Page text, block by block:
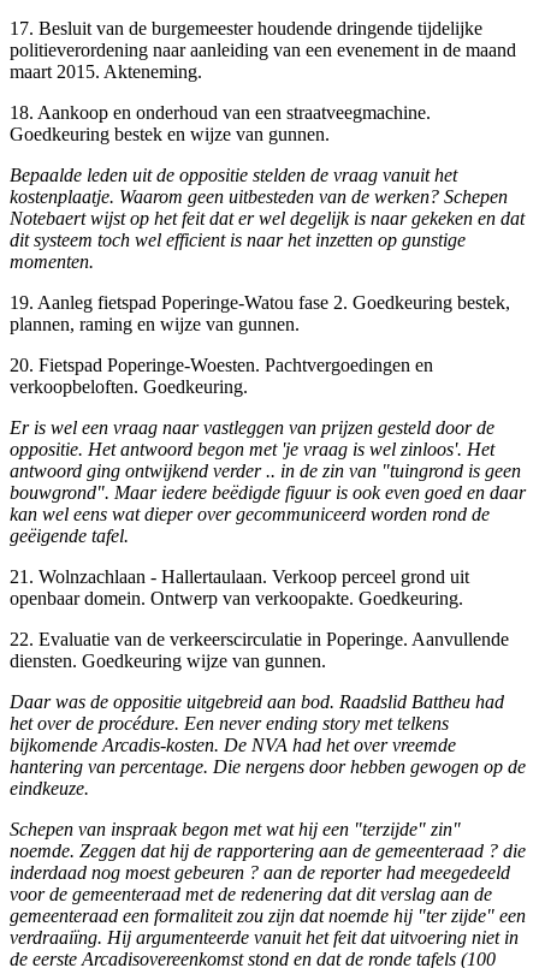
17. Besluit van de burgemeester houdende dringende tijdelijke
politieverordening naar aanleiding van een evenement in de maand
maart 2015. Akteneming.
18. Aankoop en onderhoud van een straatveegmachine.
Goedkeuring bestek en wijze van gunnen.
Bepaalde leden uit de oppositie stelden de vraag vanuit het
kostenplaatje. Waarom geen uitbesteden van de werken? Schepen
Notebaert wijst op het feit dat er wel degelijk is naar gekeken en dat
dit systeem toch wel efficient is naar het inzetten op gunstige
momenten.
19. Aanleg fietspad Poperinge-Watou fase 2. Goedkeuring bestek,
plannen, raming en wijze van gunnen.
20. Fietspad Poperinge-Woesten. Pachtvergoedingen en
verkoopbeloften. Goedkeuring.
Er is wel een vraag naar vastleggen van prijzen gesteld door de
oppositie. Het antwoord begon met 'je vraag is wel zinloos'. Het
antwoord ging ontwijkend verder .. in de zin van "tuingrond is geen
bouwgrond". Maar iedere beëdigde figuur is ook even goed en daar
kan wel eens wat dieper over gecommuniceerd worden rond de
geëigende tafel.
21. Wolnzachlaan - Hallertaulaan. Verkoop perceel grond uit
openbaar domein. Ontwerp van verkoopakte. Goedkeuring.
22. Evaluatie van de verkeerscirculatie in Poperinge. Aanvullende
diensten. Goedkeuring wijze van gunnen.
Daar was de oppositie uitgebreid aan bod. Raadslid Battheu had
het over de procédure. Een never ending story met telkens
bijkomende Arcadis-kosten. De NVA had het over vreemde
hantering van percentage. Die nergens door hebben gewogen op de
eindkeuze.
Schepen van inspraak begon met wat hij een "terzijde" zin"
noemde. Zeggen dat hij de rapportering aan de gemeenteraad ? die
inderdaad nog moest gebeuren ? aan de reporter had meegedeeld
voor de gemeenteraad met de redenering dat dit verslag aan de
gemeenteraad een formaliteit zou zijn dat noemde hij "ter zijde" een
verdraaiïng. Hij argumenteerde vanuit het feit dat uitvoering niet in
de eerste Arcadisovereenkomst stond en dat de ronde tafels (100